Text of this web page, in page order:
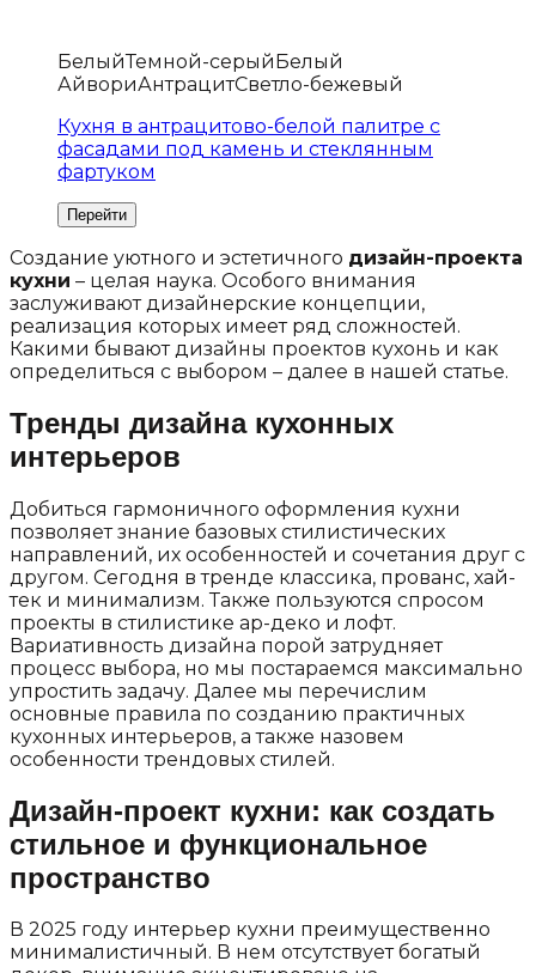
БелыйТемной-серыйБелый
АйвориАнтрацитСветло-бежевый
Кухня в антрацитово-белой палитре с
фасадами под камень и стеклянным
фартуком
Создание уютного и эстетичного дизайн-проекта
кухни – целая наука. Особого внимания
заслуживают дизайнерские концепции,
реализация которых имеет ряд сложностей.
Какими бывают дизайны проектов кухонь и как
определиться с выбором – далее в нашей статье.
Тренды дизайна кухонных
интерьеров
Добиться гармоничного оформления кухни
позволяет знание базовых стилистических
направлений, их особенностей и сочетания друг с
другом. Сегодня в тренде классика, прованс, хай-
тек и минимализм. Также пользуются спросом
проекты в стилистике ар-деко и лофт.
Вариативность дизайна порой затрудняет
процесс выбора, но мы постараемся максимально
упростить задачу. Далее мы перечислим
основные правила по созданию практичных
кухонных интерьеров, а также назовем
особенности трендовых стилей.
Дизайн-проект кухни: как создать
стильное и функциональное
пространство
В 2025 году интерьер кухни преимущественно
минималистичный. В нем отсутствует богатый